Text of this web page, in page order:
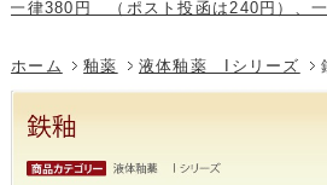
円 （ポスト投函は240円）、一万円
ホーム 釉薬 液体釉薬 Iシリーズ